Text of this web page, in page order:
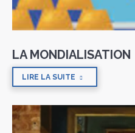
LA MONDIALISATION
LIRE LA SUITE